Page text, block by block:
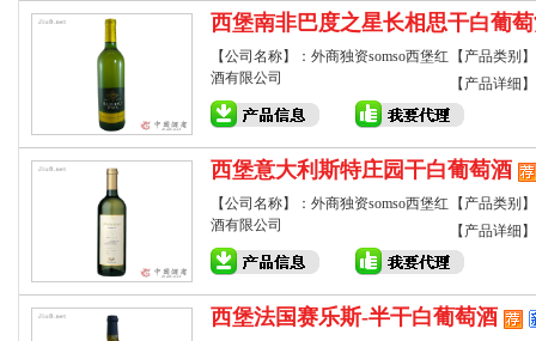
西堡南非巴度之星长相思干白葡
【公司名称】：外商独资somso西堡红
酒有限公司
【产品类别
【产品详细
西堡意大利斯特庄园干白葡萄酒
【公司名称】：外商独资somso西堡红
酒有限公司
【产品类别
【产品详细
西堡法国赛乐斯-半干白葡萄酒